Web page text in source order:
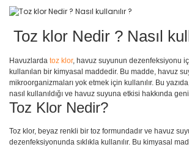
Toz klor Nedir ? Nasıl
Havuzlarda toz klor, havuz suyunun dezenfeksiyonu
kullanılan bir kimyasal maddedir. Bu madde, havuz
mikroorganizmaları yok etmek için kullanılır. Bu
nasıl kullanıldığı ve havuz suyuna etkisi hakkında
Toz Klor Nedir?
Toz klor, beyaz renkli bir toz formundadır ve havuz
dezenfeksiyonunda sıklıkla kullanılır. Bu kimyasal